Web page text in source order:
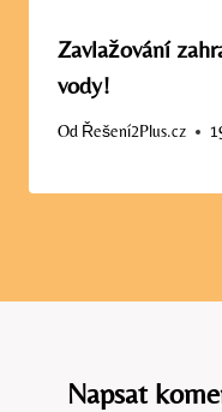
Zavlažování
vody!
Od Řešení2Plus.cz
Napsat